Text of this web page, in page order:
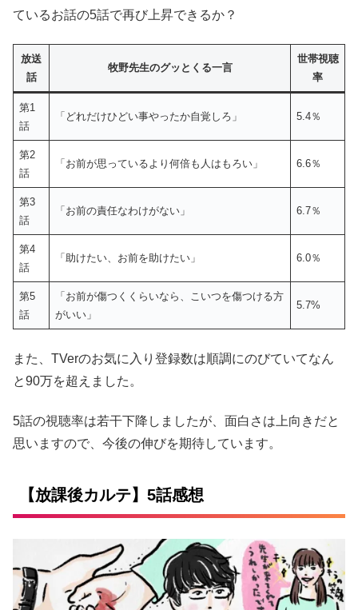
ているお話の5話で再び上昇できるか？
放送
話
牧野先生のグッとくる一言
世帯視聴
率
第1
話
「どれだけひどい事やったか自覚しろ」 5.4％
第2
話
「お前が思っているより何倍も人はもろい」 6.6％
第3
話
「お前の責任なわけがない」 6.7％
第4
話
「助けたい、お前を助けたい」 6.0％
第5
話
「お前が傷つくくらいなら、こいつを傷つける方
がいい」
5.7%
また、TVerのお気に入り登録数は順調にのびていてなん
と90万を超えました。
5話の視聴率は若干下降しましたが、面白さは上向きだと
思いますので、今後の伸びを期待しています。
【放課後カルテ】5話感想